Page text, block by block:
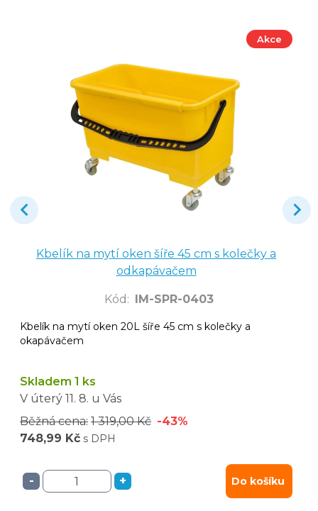
Akce
Kbelík na mytí oken šíře 45 cm s kolečky a
odkapávačem
Kód : IM-SPR-0403
Kbelík na mytí oken 20L šíře 45 cm s kolečky a
okapávačem
Skladem 1 ks
V úterý 11. 8. u Vás
Běžná cena: 1 319,00 Kč -43%
748,99 Kč s DPH
- + Do košíku